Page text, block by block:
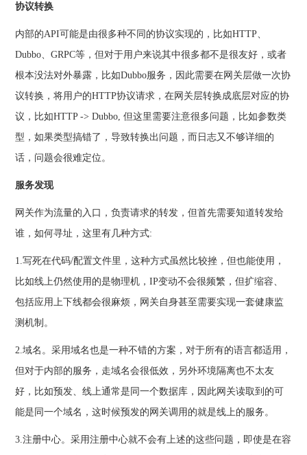
协议转换
内部的API可能是由很多种不同的协议实现的，比如HTTP、
Dubbo、GRPC等，但对于用户来说其中很多都不是很友好，或者
根本没法对外暴露，比如Dubbo服务，因此需要在网关层做一次协
议转换，将用户的HTTP协议请求，在网关层转换成底层对应的协
议，比如HTTP -> Dubbo, 但这里需要注意很多问题，比如参数类
型，如果类型搞错了，导致转换出问题，而日志又不够详细的
话，问题会很难定位。
服务发现
网关作为流量的入口，负责请求的转发，但首先需要知道转发给
谁，如何寻址，这里有几种方式:
1.写死在代码/配置文件里，这种方式虽然比较挫，但也能使用，
比如线上仍然使用的是物理机，IP变动不会很频繁，但扩缩容、
包括应用上下线都会很麻烦，网关自身甚至需要实现一套健康监
测机制。
2.域名。采用域名也是一种不错的方案，对于所有的语言都适用，
但对于内部的服务，走域名会很低效，另外环境隔离也不太友
好，比如预发、线上通常是同一个数据库，因此网关读取到的可
能是同一个域名，这时候预发的网关调用的就是线上的服务。
3.注册中心。采用注册中心就不会有上述的这些问题，即使是在容